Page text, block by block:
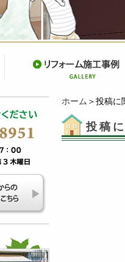
ホーム ＞投稿に
投稿